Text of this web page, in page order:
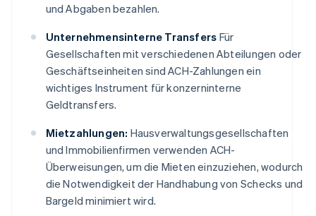
und Abgaben bezahlen.
Unternehmensinterne Transfers Für
Gesellschaften mit verschiedenen Abteilungen oder
Geschäftseinheiten sind ACH-Zahlungen ein
wichtiges Instrument für konzerninterne
Geldtransfers.
Mietzahlungen: Hausverwaltungsgesellschaften
und Immobilienfirmen verwenden ACH-
Überweisungen, um die Mieten einzuziehen, wodurch
die Notwendigkeit der Handhabung von Schecks und
Bargeld minimiert wird.